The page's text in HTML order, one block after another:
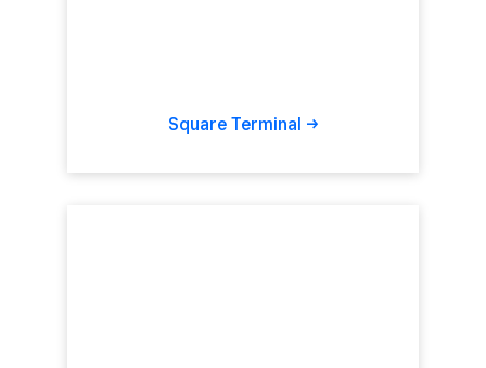
Square Terminal